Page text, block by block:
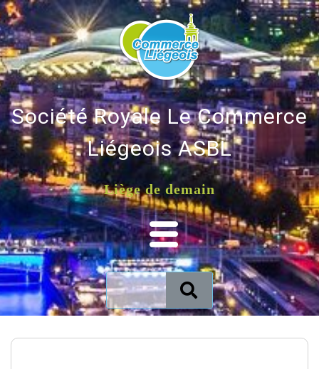
Société Royale Le Commerce
Liégeois ASBL
Liège de demain